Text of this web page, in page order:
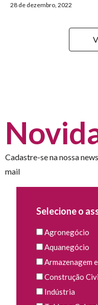
28 de dezembro, 2022
Cadastre-se na nossa
mail
Selecione o
Agronegócio
Aquanegócio
Armazenagem
Construção
Indústria